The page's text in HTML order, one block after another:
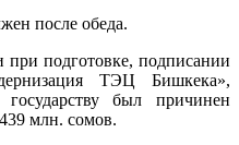
после обеда.
подготовке, подписании
ТЭЦ Бишкека»,
государству был причинен
млн. сомов.